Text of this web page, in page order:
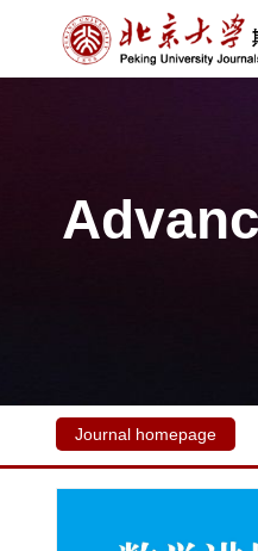
Journal homepage